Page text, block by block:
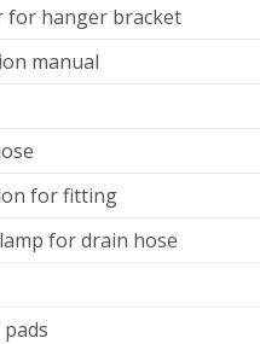
for hanger bracket
manual
for fitting
for drain hose